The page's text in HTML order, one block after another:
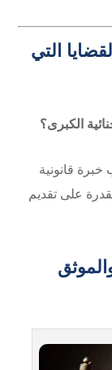
التي
الكبرى؟
خبرة قانونية
على تقديم